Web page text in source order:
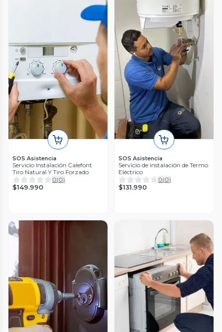
SOS Asistencia
Servicio Instalación Calefont
Tiro Natural Y Tiro Forzado
0(0)
$149.990
SOS Asistencia
Servicio de instalación de Termo
Eléctrico
0(0)
$131.990